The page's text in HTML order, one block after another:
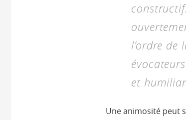
l’ordre de
et
Une animosité peut